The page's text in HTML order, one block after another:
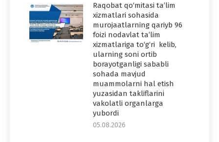
Raqobat qo‘mitasi ta’lim
xizmatlari sohasida
murojaatlarning qariyb 96
foizi nodavlat ta’lim
xizmatlariga to‘g‘ri kelib,
ularning soni ortib
borayotganligi sababli
sohada mavjud
muammolarni hal etish
yuzasidan takliflarini
vakolatli organlarga
yubordi
05.08.2026